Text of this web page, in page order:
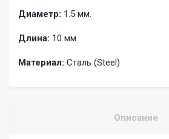
Диаметр: 1.5 мм.
Длина: 10 мм.
Материал: Сталь (Steel)
Описание